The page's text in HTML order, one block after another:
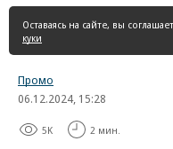
страница
Оставаясь на сайте, вы
куки
Промо
06.12.2024, 15:28
5K 2 мин.